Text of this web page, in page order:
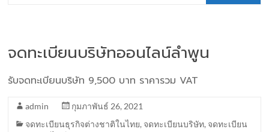
จดทะเบียนบริษัทออนไลน์ลำพูน
รับจดทะเบียนบริษัท 9,500 บาท ราคารวม VAT
admin
กุมภาพันธ์ 26, 2021
จดทะเบียนธุรกิจต่างชาติในไทย, จดทะเบียนบริษัท, จดทะเบียน